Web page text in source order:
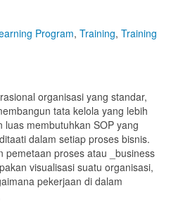
Program, Training, Training
organisasi yang standar,
tata kelola yang lebih
membutuhkan SOP yang
dalam setiap proses bisnis.
pemetaan proses atau _business
visualisasi suatu organisasi,
pekerjaan di dalam